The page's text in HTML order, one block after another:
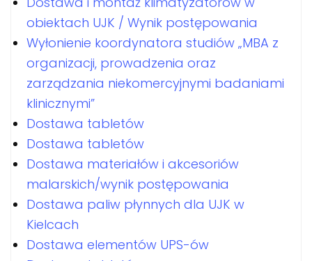
obiektach UJK / Wynik postępowania
Wyłonienie koordynatora studiów „MBA z
organizacji, prowadzenia oraz
zarządzania niekomercyjnymi badaniami
klinicznymi”
Dostawa tabletów
Dostawa tabletów
Dostawa materiałów i akcesoriów
malarskich/wynik postępowania
Dostawa paliw płynnych dla UJK w
Kielcach
Dostawa elementów UPS-ów